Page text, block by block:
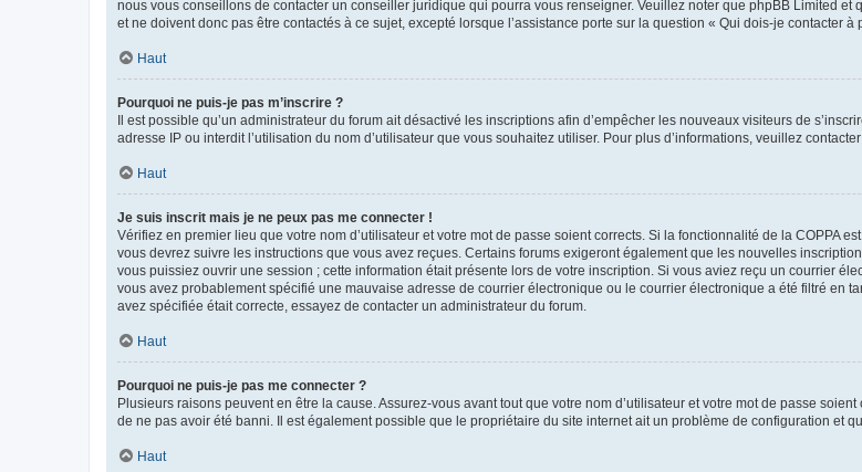
nous vous conseillons de contacter un conseiller juridique qui pourra vous renseigner. Veuillez noter que phpBB Limited
et ne doivent donc pas être contactés à ce sujet, excepté lorsque l’assistance porte sur la question « Qui dois-je contacter à
Haut
Pourquoi ne puis-je pas m’inscrire ?
Il est possible qu’un administrateur du forum ait désactivé les inscriptions afin d’empêcher les nouveaux visiteurs de
adresse IP ou interdit l’utilisation du nom d’utilisateur que vous souhaitez utiliser. Pour plus d’informations, veuillez
Haut
Je suis inscrit mais je ne peux pas me connecter !
Vérifiez en premier lieu que votre nom d’utilisateur et votre mot de passe soient corrects. Si la fonctionnalité de la COPPA
vous devrez suivre les instructions que vous avez reçues. Certains forums exigeront également que les nouvelles
vous puissiez ouvrir une session ; cette information était présente lors de votre inscription. Si vous aviez reçu un courrier
vous avez probablement spécifié une mauvaise adresse de courrier électronique ou le courrier électronique a été filtré en
avez spécifiée était correcte, essayez de contacter un administrateur du forum.
Haut
Pourquoi ne puis-je pas me connecter ?
Plusieurs raisons peuvent en être la cause. Assurez-vous avant tout que votre nom d’utilisateur et votre mot de passe
de ne pas avoir été banni. Il est également possible que le propriétaire du site internet ait un problème de configuration et
Haut